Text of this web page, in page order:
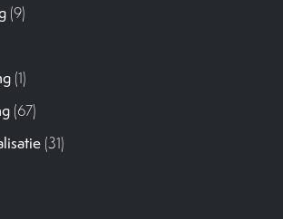
(9)
(1)
(67)
(31)